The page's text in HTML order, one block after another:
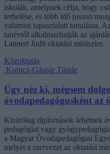
iskolák, amelynek célja, hogy
terhelése, és több idő jusson
valamint tapasztalati tanulásra.
tanévtől alkalmazhatják az
Lannert Judit oktatási miniszter.
Közoktatás
Kurucz-Gáspár Tünde
Úgy néz ki, mégsem
óvodapedagógusként az
Kizárólag diplomások lehetnek
pedagógiai vagy
a Magyar Óvodapedagógiai
melyet a szervezet az oktatási